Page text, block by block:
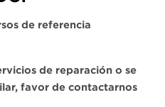
de referencia
de reparación o se
favor de contactarnos